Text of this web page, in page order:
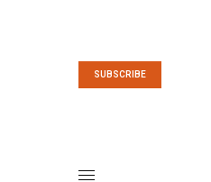
SUBSCRIBE